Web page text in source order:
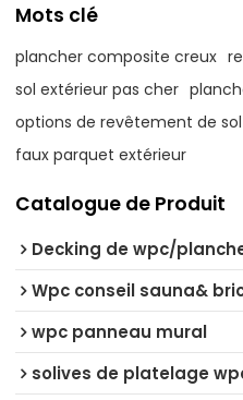
Mots clé
plancher composite creux
sol extérieur pas cher
options de revêtement de
faux parquet extérieur
Catalogue de Produit
Decking de wpc/
Wpc conseil sauna&
wpc panneau mural
solives de platelage